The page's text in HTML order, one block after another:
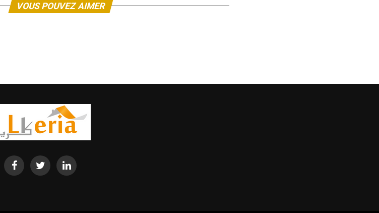
VOUS POUVEZ AIMER